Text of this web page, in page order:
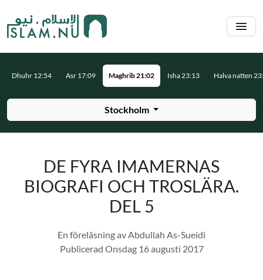
Stockholm
Dhuhr 12:54 Asr 17:09 Maghrib 21:02 Isha 23:13 Halva natten
DE FYRA IMAMERNAS
BIOGRAFI OCH TROSLÄRA.
DEL 5
En föreläsning av Abdullah As-Sueidi
Publicerad Onsdag 16 augusti 2017